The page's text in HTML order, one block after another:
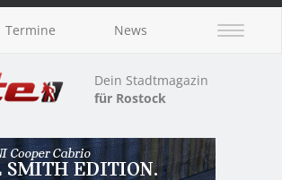
Termine News
Dein Stadtmagazin
für Rostock